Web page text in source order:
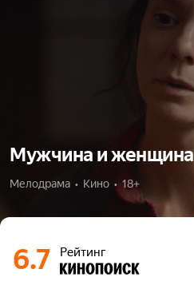
Мужчина и женщина
Мелодрама  •  Кино  •  18+
6.7 Рейтинг